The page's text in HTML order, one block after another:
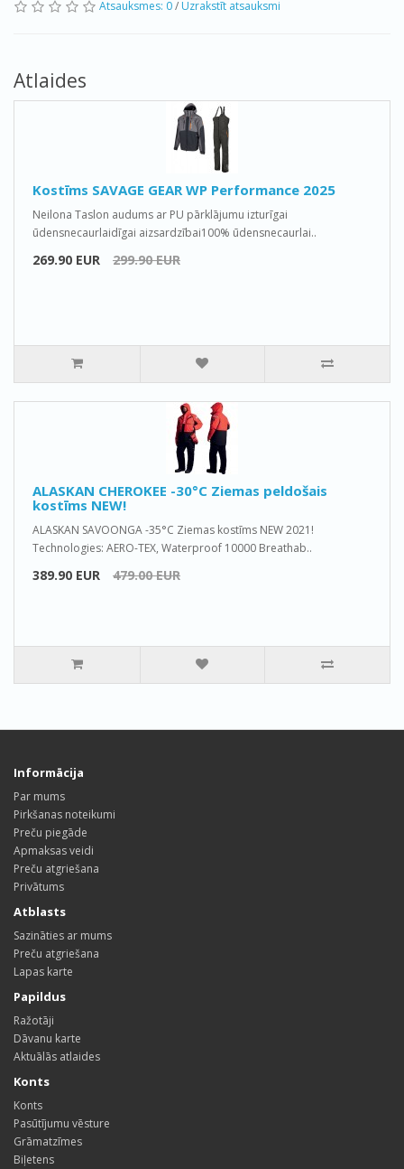
Atsauksmes: 0/ Uzrakstīt atsauksmi
Atlaides
Kostīms SAVAGE GEAR WP Performance 2025
Neilona Taslon audums ar PU pārklājumu izturīgai
ūdensnecaurlaidīgai aizsardzībai100% ūdensnecaurlai..
269.90 EUR 299.90 EUR
ALASKAN CHEROKEE -30°C Ziemas peldošais
kostīms NEW!
ALASKAN SAVOONGA -35°C Ziemas kostīms NEW 2021!
Technologies: AERO-TEX, Waterproof 10000 Breathab..
389.90 EUR 479.00 EUR
Informācija
Par mums
Pirkšanas noteikumi
Preču piegāde
Apmaksas veidi
Preču atgriešana
Privātums
Atblasts
Sazināties ar mums
Preču atgriešana
Lapas karte
Papildus
Ražotāji
Dāvanu karte
Aktuālās atlaides
Konts
Konts
Pasūtījumu vēsture
Grāmatzīmes
Biļetens